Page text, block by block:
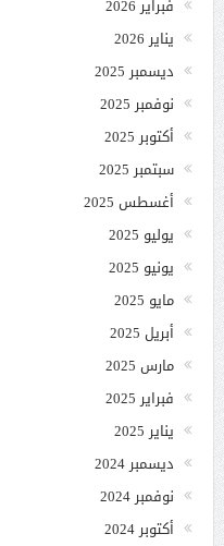
فبراير 2026
يناير 2026
ديسمبر 2025
نوفمبر 2025
أكتوبر 2025
سبتمبر 2025
أغسطس 2025
يوليو 2025
يونيو 2025
مايو 2025
أبريل 2025
مارس 2025
فبراير 2025
يناير 2025
ديسمبر 2024
نوفمبر 2024
أكتوبر 2024